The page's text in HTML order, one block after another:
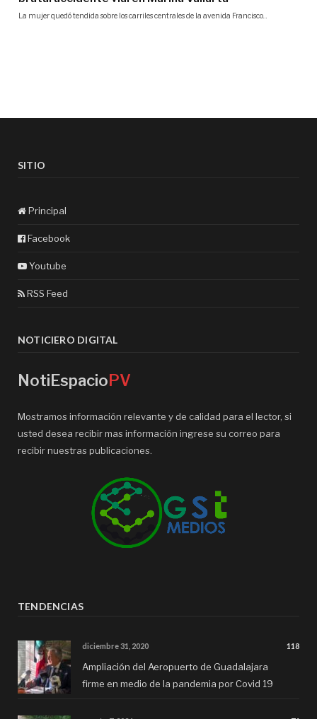
SITIO
Principal
Facebook
Youtube
RSS Feed
NOTICIERO DIGITAL
NotiEspacioPV
Mostramos información relevante y de calidad para el lector, si
usted desea recibir mas información ingrese su correo para
recibir nuestras publicaciones.
TENDENCIAS
diciembre 31, 2020 118
Ampliación del Aeropuerto de Guadalajara
firme en medio de la pandemia por Covid 19